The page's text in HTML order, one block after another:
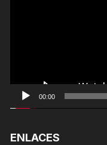
00:00
ENLACES